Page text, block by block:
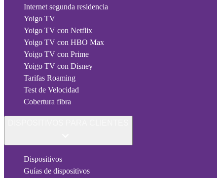
Internet segunda residencia
Yoigo TV
Yoigo TV con Netflix
Yoigo TV con HBO Max
Yoigo TV con Prime
Yoigo TV con Disney
Tarifas Roaming
Test de Velocidad
Cobertura fibra
Dispositivos
Guías de dispositivos